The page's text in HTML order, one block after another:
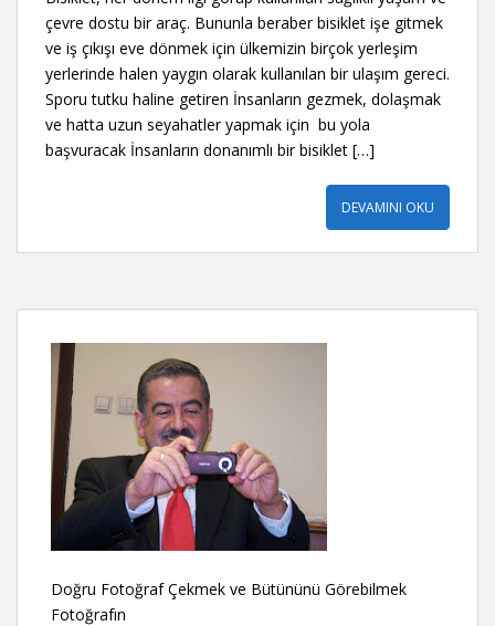
çevre dostu bir araç. Bununla beraber bisiklet işe gitmek
ve iş çıkışı eve dönmek için ülkemizin birçok yerleşim
yerlerinde halen yaygın olarak kullanılan bir ulaşım gereci.
Sporu tutku haline getiren İnsanların gezmek, dolaşmak
ve hatta uzun seyahatler yapmak için bu yola
başvuracak İnsanların donanımlı bir bisiklet […]
DEVAMINI OKU
Doğru Fotoğraf Çekmek ve Bütününü Görebilmek
Fotoğrafın